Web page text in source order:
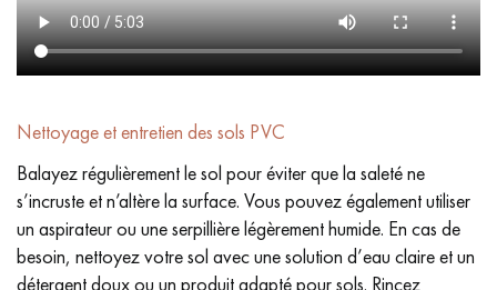
Nettoyage et entretien des sols PVC
Balayez régulièrement le sol pour éviter que la saleté ne
s’incruste et n’altère la surface. Vous pouvez également utiliser
un aspirateur ou une serpillière légèrement humide. En cas de
besoin, nettoyez votre sol avec une solution d’eau claire et un
détergent doux ou un produit adapté pour sols. Rincez